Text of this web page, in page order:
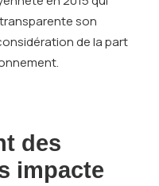
son
de la part
des
impacte